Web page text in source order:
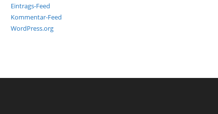
Eintrags-Feed
Kommentar-Feed
WordPress.org